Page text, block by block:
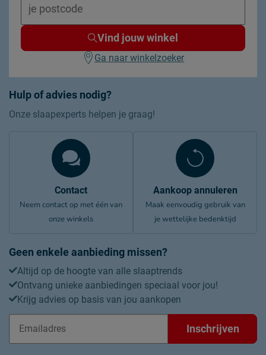
Hulp of advies nodig?
Onze slaapexperts helpen je graag!
Contact
Neem contact op met één van
onze winkels
Aankoop annuleren
Maak eenvoudig gebruik van
je wettelijke bedenktijd
Geen enkele aanbieding missen?
Altijd op de hoogte van alle slaaptrends
Ontvang unieke aanbiedingen speciaal voor jou!
Krijg advies op basis van jou aankopen
Inschrijven
Vind jouw winkel
Ga naar winkelzoeker